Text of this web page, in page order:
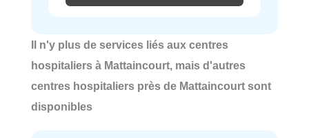
Il n'y plus de services liés aux centres
hospitaliers à Mattaincourt, mais d'autres
centres hospitaliers près de Mattaincourt sont
disponibles